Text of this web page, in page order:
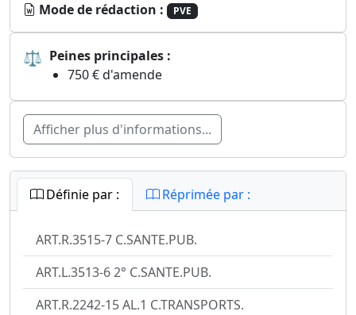
Mode de rédaction :
PVE
⚖ Peines principales :
750 € d'amende
Afficher plus d'informations...
Définie par : Réprimée par :
ART.R.3515-7 C.SANTE.PUB.
ART.L.3513-6 2° C.SANTE.PUB.
ART.R.2242-15 AL.1 C.TRANSPORTS.